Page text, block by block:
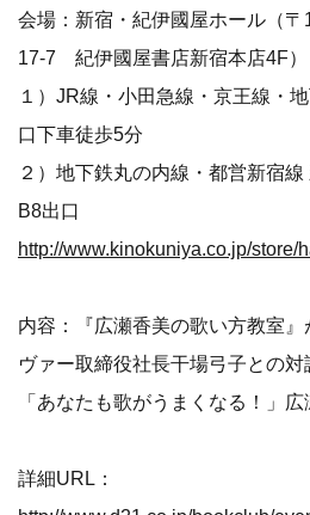
会場：新宿・紀伊國屋ホール（
17-7 紀伊國屋書店新宿本店4F）
１）JR線・小田急線・京王線・
口下車徒歩5分
２）地下鉄丸の内線・都営新宿線
B8出口
http://www.kinokuniya.co.jp/store/
内容：『広瀬香美の歌い方教室
ヴァー取締役社長干場弓子との対
「あなたも歌がうまくなる！」
詳細URL：